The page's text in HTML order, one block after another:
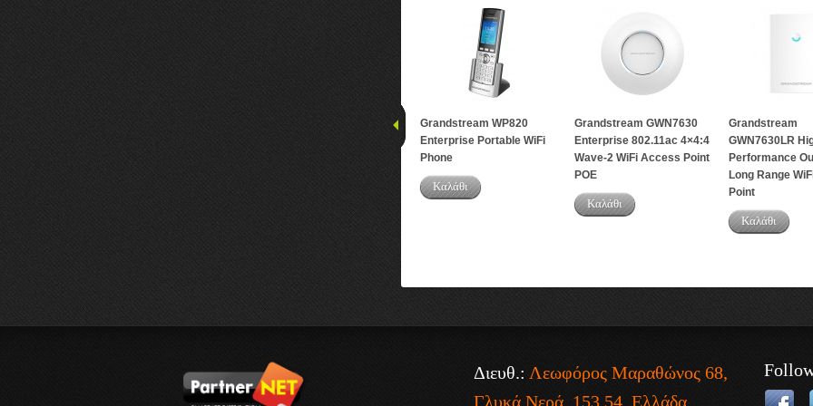
Grandstream WP820
Enterprise Portable WiFi
Phone
Καλάθι
Grandstream GWN7630
Enterprise 802.11ac 4×4:4
Wave-2 WiFi Access Point
POE
Καλάθι
Grandstream
GWN7630LR
Performance
Long Range
Point
Καλάθι
Διευθ.: Λεωφόρος Μαραθώνος 68,
Γλυκά Νερά, 153 54, Ελλάδα